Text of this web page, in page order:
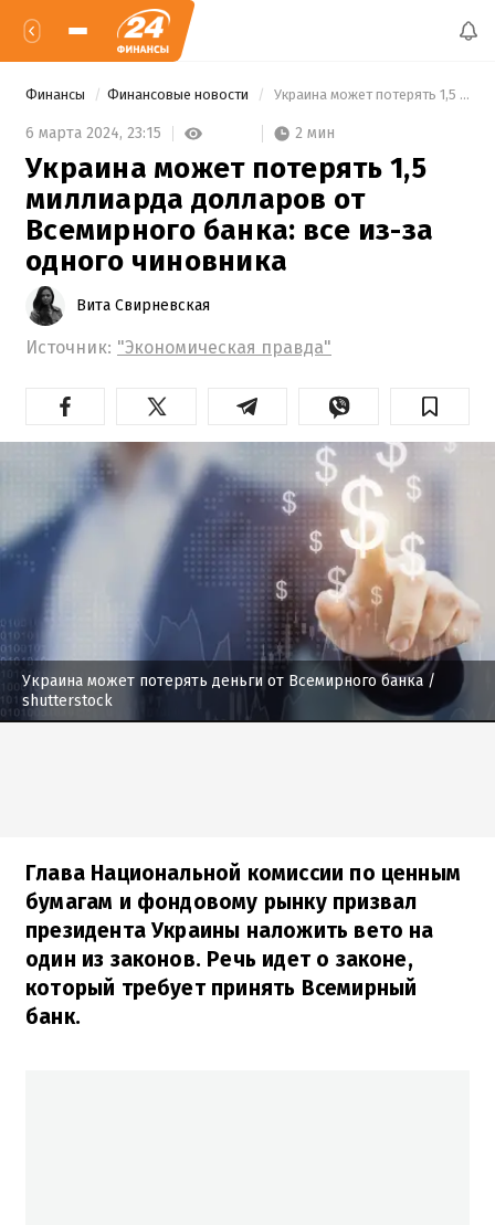
Финансы Финансовые новости Украина может потерять 1,5 миллиарда долларов от Всемирного банка: все из-за одного чиновника
6 марта 2024, 23:15 2 мин
Украина может потерять 1,5
миллиарда долларов от
Всемирного банка: все из-за
одного чиновника
Вита Свирневская
Источник: "Экономическая правда"
Украина может потерять деньги от Всемирного банка /
shutterstock
Глава Национальной комиссии по ценным
бумагам и фондовому рынку призвал
президента Украины наложить вето на
один из законов. Речь идет о законе,
который требует принять Всемирный
банк.